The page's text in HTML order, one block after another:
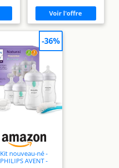
Kit nouveau-né -
PHILIPS AVENT -
-36%